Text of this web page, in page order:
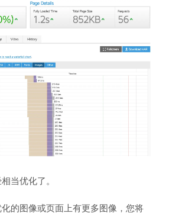
当优化了。
的图像或页面上有更多图像，您将